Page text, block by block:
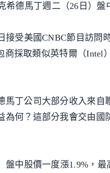
希德馬丁週二（26日）盤
接受美國CNBC節目訪問
商採取類似英特爾（Intel
馬丁公司大部分收入來
何？這部分我會交由國
中股價一度漲1.9%，最